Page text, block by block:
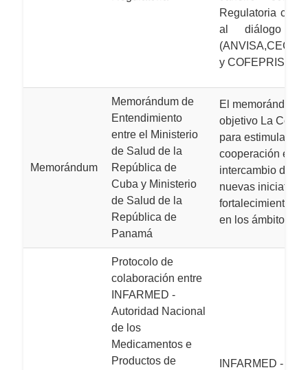
Regulatoria
al diálogo y
y COFEPRIS).
Memorándum
Memorándum de
Entendimiento
entre el Ministerio
de Salud de la
República de
Cuba y Ministerio
de Salud de la
República de
Panamá
El memorándum
objetivo La
para estimular
cooperación
intercambio de
nuevas
fortalecimiento
en los ámbitos
Protocolo de
colaboración entre
INFARMED -
Autoridad Nacional
de los
Medicamentos e
Productos de
INFARMED -